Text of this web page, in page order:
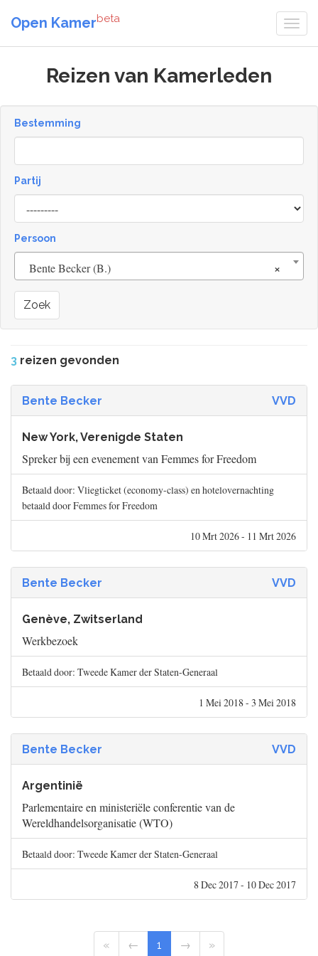
Open Kamerbeta
Reizen van Kamerleden
Bestemming
Partij
Persoon
×
Bente Becker (B.)
Zoek
3 reizen gevonden
Bente Becker VVD
New York, Verenigde Staten
Spreker bij een evenement van Femmes for Freedom
Betaald door: Vliegticket (economy-class) en hotelovernachting
betaald door Femmes for Freedom
10 Mrt 2026 - 11 Mrt 2026
Bente Becker VVD
Genève, Zwitserland
Werkbezoek
Betaald door: Tweede Kamer der Staten-Generaal
1 Mei 2018 - 3 Mei 2018
Bente Becker VVD
Argentinië
Parlementaire en ministeriële conferentie van de
Wereldhandelsorganisatie (WTO)
Betaald door: Tweede Kamer der Staten-Generaal
8 Dec 2017 - 10 Dec 2017
« ← 1 → »